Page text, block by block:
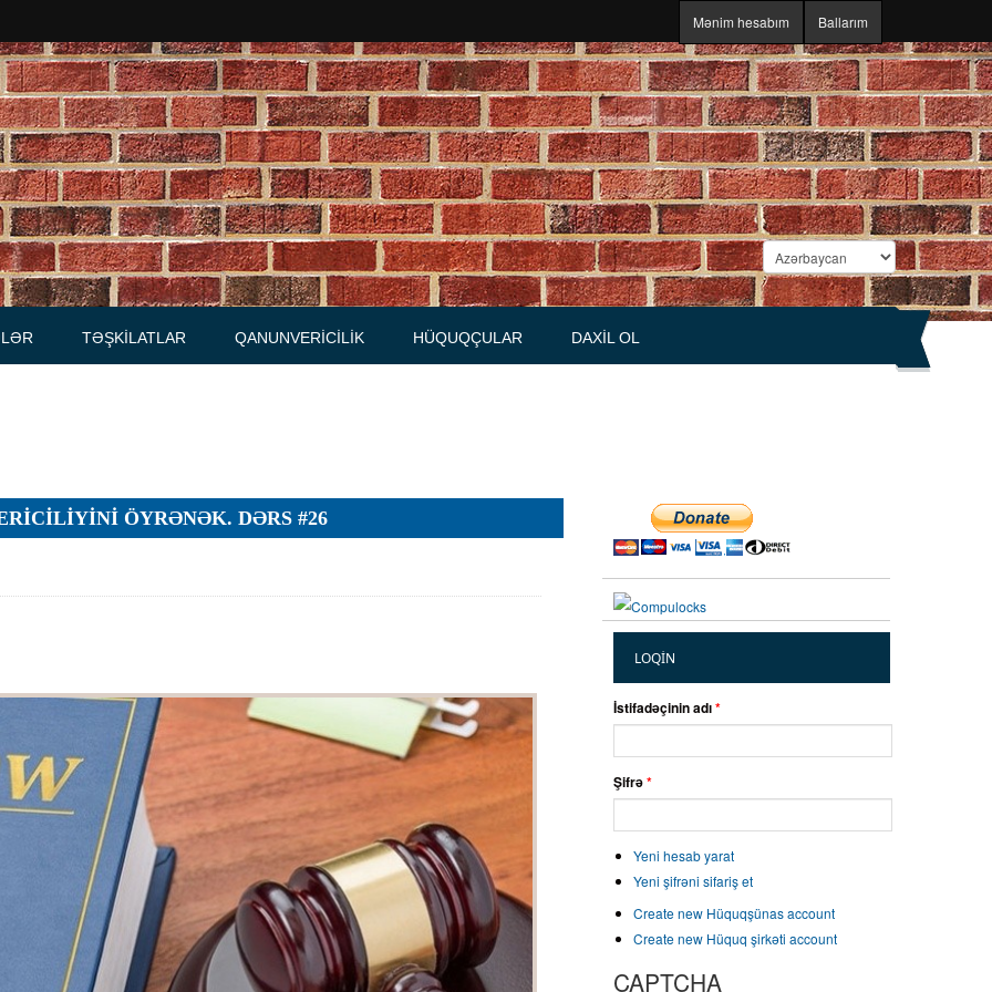
Mənim hesabım Ballarım
qaydalar
TƏŞKILATLAR
Məhkəmələr
Notariuslar
Prokurorluqlar
Vəkil qurumları
QANUNVERICILIK HÜQUQÇULAR DAXIL OL
ÖYRƏNƏK. DƏRS #26
LOQIN
İstifadəçinin adı*
Şifrə*
Yeni hesab yarat
Yeni şifrəni sifariş et
Create new Hüquqşünas account
Create new Hüquq şirkəti account
CAPTCHA